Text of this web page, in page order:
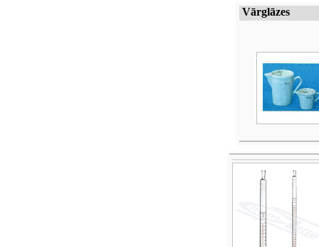
Vārglāzes